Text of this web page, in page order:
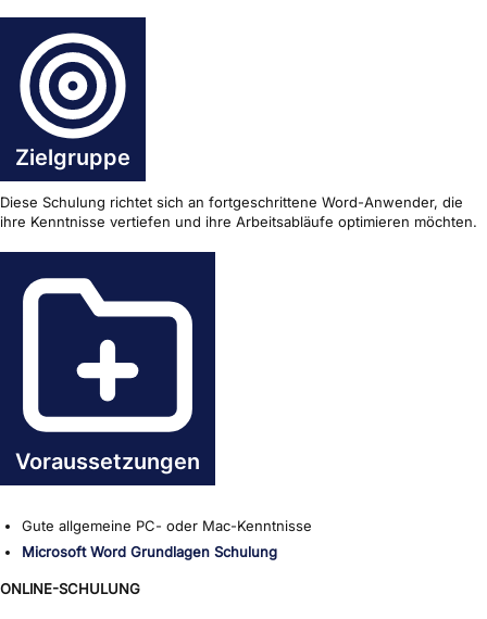
Zielgruppe
Diese Schulung richtet sich an fortgeschrittene Word-Anwender, die
ihre Kenntnisse vertiefen und ihre Arbeitsabläufe optimieren möchten.
Voraussetzungen
Gute allgemeine PC- oder Mac-Kenntnisse
Microsoft Word Grundlagen Schulung
ONLINE-SCHULUNG